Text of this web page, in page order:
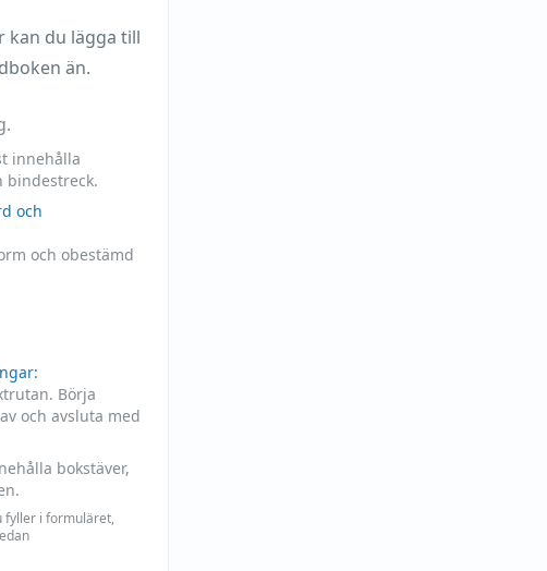
kan du lägga till
än.
innehålla
bindestreck.
och
och obestämd
Börja
och avsluta med
bokstäver,
fyller i formuläret,